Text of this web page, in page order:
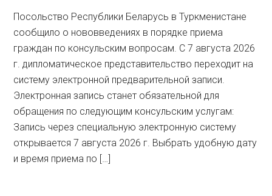
Посольство Республики Беларусь в Туркменистане
сообщило о нововведениях в порядке приема
граждан по консульским вопросам. С 7 августа 2026
г. дипломатическое представительство переходит на
систему электронной предварительной записи.
Электронная запись станет обязательной для
обращения по следующим консульским услугам:
Запись через специальную электронную систему
открывается 7 августа 2026 г. Выбрать удобную дату
и время приема по […]